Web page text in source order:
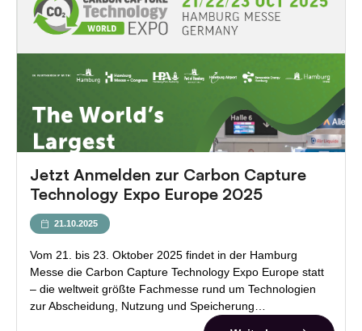
Jetzt Anmelden zur Carbon Capture
Technology Expo Europe 2025
21.10.2025
Vom 21. bis 23. Oktober 2025 findet in der Hamburg
Messe die Carbon Capture Technology Expo Europe statt
– die weltweit größte Fachmesse rund um Technologien
zur Abscheidung, Nutzung und Speicherung…